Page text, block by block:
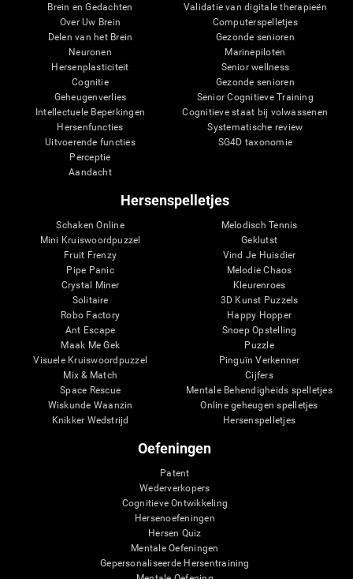
Brein en Gedachten
Over Uw Brein
Delen van het Brein
Neuronen
Hersenplasticiteit
Cognitie
Geheugenverlies
Intellectuele Beperkingen
Hersenfuncties
Uitvoerende functies
Perceptie
Aandacht
Validatie van digitale therapieën
Computerspelletjes
Gezonde senioren
Marinepiloten
Senior wellness
Gezonde senioren
Senior Cognitieve Training
Cognitieve staat bij volwassenen
Systematische review
SG4D taxonomie
Hersenspelletjes
Schaken Online
Mini Kruiswoordpuzzel
Fruit Frenzy
Pipe Panic
Crystal Miner
Solitaire
Robo Factory
Ant Escape
Maak Me Gek
Visuele Kruiswoordpuzzel
Mix & Match
Space Rescue
Wiskunde Waanzin
Knikker Wedstrijd
Melodisch Tennis
Geklutst
Vind Je Huisdier
Melodie Chaos
Kleurenroes
3D Kunst Puzzels
Happy Hopper
Snoep Opstelling
Puzzle
Pinguïn Verkenner
Cijfers
Mentale Behendigheids spelletjes
Online geheugen spelletjes
Hersenspelletjes
Oefeningen
Patent
Wederverkopers
Cognitieve Ontwikkeling
Hersenoefeningen
Hersen Quiz
Mentale Oefeningen
Gepersonaliseerde Hersentraining